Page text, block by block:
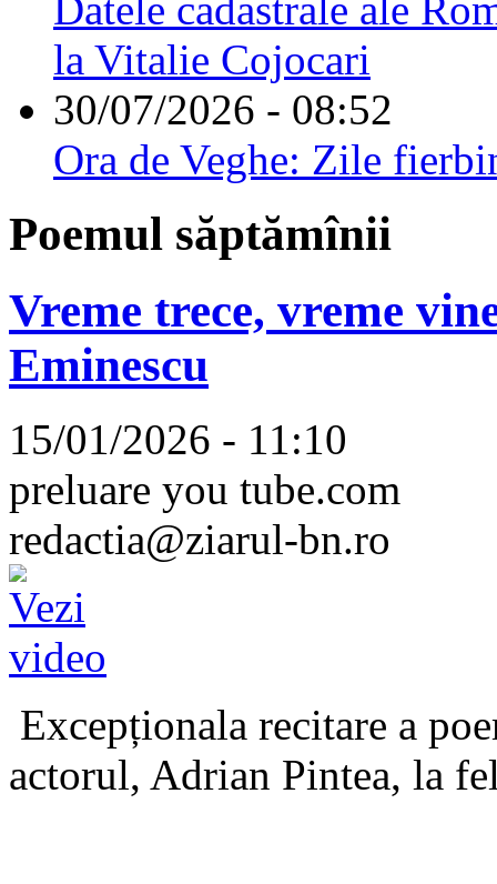
la Vitalie Cojocari
30/07/2026 - 08:52
Ora de Veghe: Zile
Poemul săptămînii
Vreme trece, vreme
Eminescu
15/01/2026 - 11:10
preluare you tube.com
redactia@ziarul-bn.ro
Excepționala recitare a
actorul, Adrian Pintea, la